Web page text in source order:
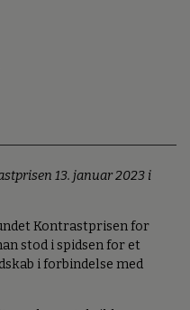
13. januar 2023 i
Kontrastprisen for
stod i spidsen for et
i forbindelse med